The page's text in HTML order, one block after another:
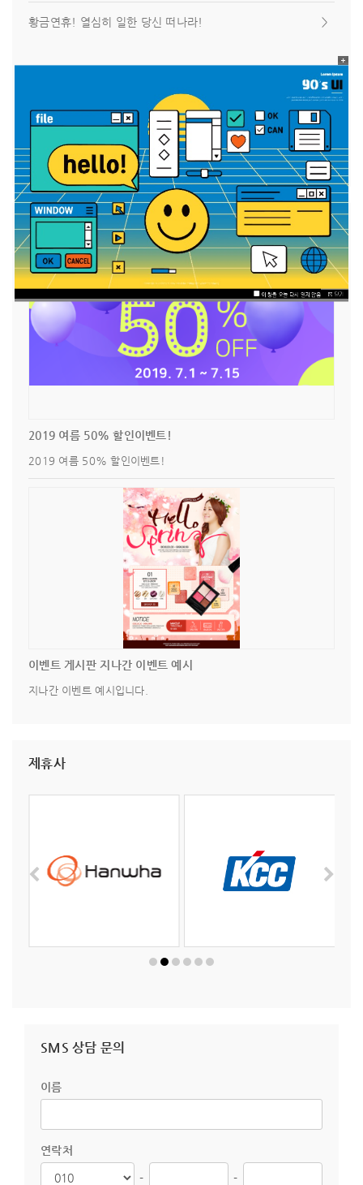
황금연휴! 열심히 일한 당신 떠나라! ＞
이벤트 갤러리형 +
2019 여름 50% 할인이벤트!
2019 여름 50% 할인이벤트!
이벤트 게시판 지나간 이벤트 예시
지나간 이벤트 예시입니다.
제휴사
SMS 상담 문의
이름
연락처
- -